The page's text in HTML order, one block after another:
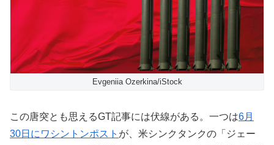
Evgeniia Ozerkina/iStock
この唐突とも思えるGT記事には伏線がある。一つは6月
30日にワシントンポスト が、米シンクタンクの「ジェー